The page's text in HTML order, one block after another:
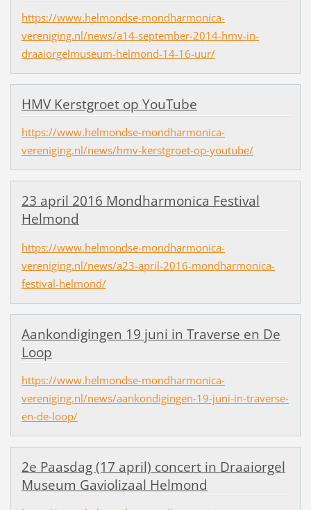
https://www.helmondse-mondharmonica-
vereniging.nl/news/a14-september-2014-hmv-in-
draaiorgelmuseum-helmond-14-16-uur/
HMV Kerstgroet op YouTube
https://www.helmondse-mondharmonica-
vereniging.nl/news/hmv-kerstgroet-op-youtube/
23 april 2016 Mondharmonica Festival
Helmond
https://www.helmondse-mondharmonica-
vereniging.nl/news/a23-april-2016-mondharmonica-
festival-helmond/
Aankondigingen 19 juni in Traverse en De
Loop
https://www.helmondse-mondharmonica-
vereniging.nl/news/aankondigingen-19-juni-in-traverse-
en-de-loop/
2e Paasdag (17 april) concert in Draaiorgel
Museum Gaviolizaal Helmond